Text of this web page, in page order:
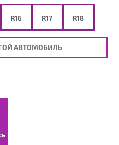
R16 R17 R18
АВТОМОБИЛЬ